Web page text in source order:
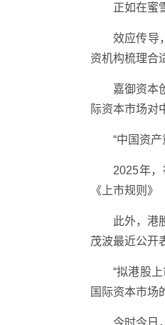
正如在蜜
效应传导
资机构梳理合
嘉御资本
际资本市场对
“中国资
2025年
《上市规则
此外，港
茂波最近公开
“拟港股
国际资本市场
今时今日